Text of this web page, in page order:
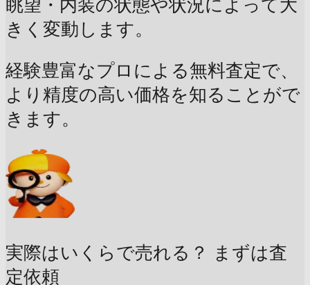
眺望・内装の状態や状況によって大
きく変動します。
経験豊富なプロによる無料査定で、
より精度の高い価格を知ることがで
きます。
実際はいくらで売れる？
まずは査
定依頼